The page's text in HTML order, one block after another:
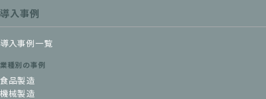
導入事例
導入事例一覧
業種別の事例
食品製造
機械製造